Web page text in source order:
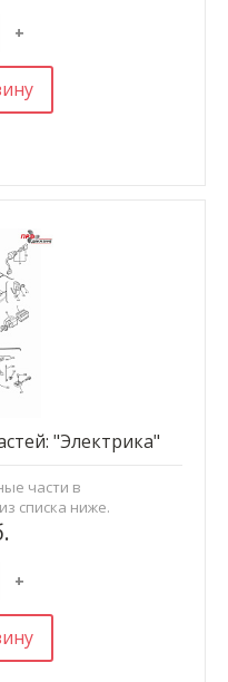
+
+
"Электрика"
части в
списка ниже.